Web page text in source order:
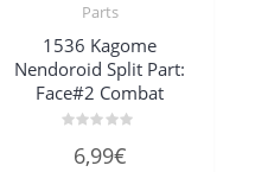
Parts
1536 Kagome
Nendoroid Split Part:
Face#2 Combat
mit6,99€